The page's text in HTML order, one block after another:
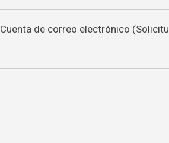
Cuenta de correo electrónico